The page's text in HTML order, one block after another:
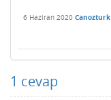
6 Haziran 2020 Canozturk
1 cevap